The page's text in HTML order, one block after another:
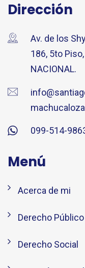
Dirección
Av. de los
186, 5to
NACIONAL.
099-514-
Menú
Acerca de mi
Derecho Público
Derecho Social